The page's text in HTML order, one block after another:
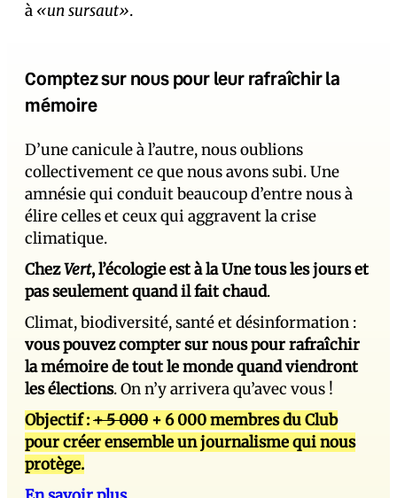
à «un sursaut».
Comptez sur nous pour leur rafraîchir la
mémoire
D’une canicule à l’autre, nous oublions
collectivement ce que nous avons subi. Une
amnésie qui conduit beaucoup d’entre nous à
élire celles et ceux qui aggravent la crise
climatique.
ChezVert, l’écologie est à la Une tous les jours et
pas seulement quand il fait chaud.
Climat, biodiversité, santé et désinformation :
vous pouvez compter sur nous pour rafraîchir
la mémoire de tout le monde quand viendront
les élections. On n’y arrivera qu’avec vous !
Objectif :+ 5 000 + 6 000 membres du Club
pour créer ensemble un journalisme qui nous
protège.